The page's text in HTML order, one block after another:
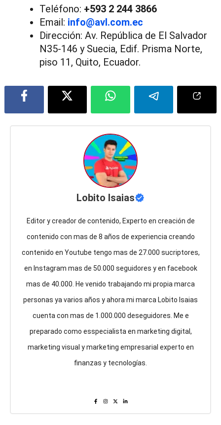
Teléfono: +593 2 244 3866
Email: info@avl.com.ec
Dirección: Av. República de El Salvador
N35-146 y Suecia, Edif. Prisma Norte,
piso 11, Quito, Ecuador.
Lobito Isaias
Editor y creador de contenido, Experto en creación de
contenido con mas de 8 años de experiencia creando
contenido en Youtube tengo mas de 27.000 sucriptores,
en Instagram mas de 50.000 seguidores y en facebook
mas de 40.000. He venido trabajando mi propia marca
personas ya varios años y ahora mi marca Lobito Isaias
cuenta con mas de 1.000.000 deseguidores. Me e
preparado como esspecialista en marketing digital,
marketing visual y marketing empresarial experto en
finanzas y tecnologías.